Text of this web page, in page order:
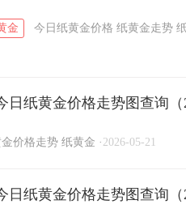
金 今日纸黄金价格 纸黄金走势
日纸黄金价格走势图查询（
价格走势 纸黄金 · 2026-05-21
日纸黄金价格走势图查询（